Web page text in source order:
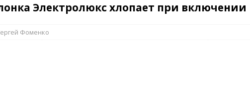
Электролюкс хлопает при включении
Фоменко